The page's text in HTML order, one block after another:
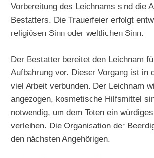
Vorbereitung des Leichnams sind die
Bestatters. Die Trauerfeier erfolgt
religiösen Sinn oder weltlichen Sinn.
Der Bestatter bereitet den Leichnam
Aufbahrung vor. Dieser Vorgang ist in
viel Arbeit verbunden. Der Leichnam
angezogen, kosmetische Hilfsmittel
notwendig, um dem Toten ein
verleihen. Die Organisation der
den nächsten Angehörigen.